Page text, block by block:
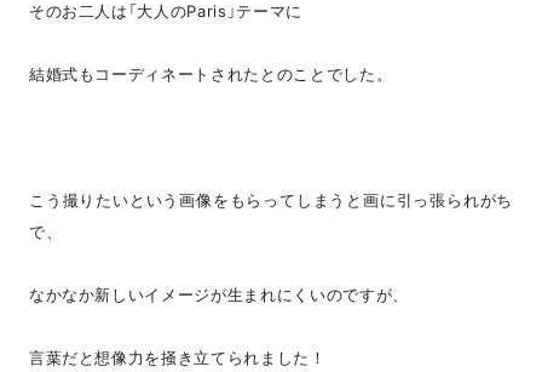
そのお二人は「大人のParis」テーマに
結婚式もコーディネートされたとのことでした。
こう撮りたいという画像をもらってしまうと画に引っ張られがち
で、
なかなか新しいイメージが生まれにくいのですが、
言葉だと想像力を掻き立てられました！